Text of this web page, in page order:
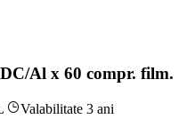
Al x 60 compr. film.
Valabilitate 3 ani